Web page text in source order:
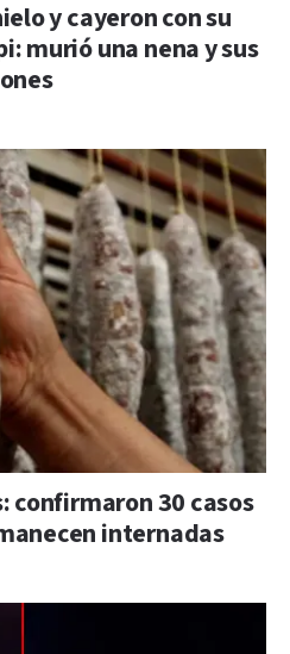
y cayeron con su
murió una nena y sus
confirmaron 30 casos
internadas